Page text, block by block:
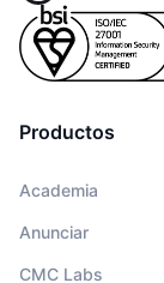
Productos
Academia
Anunciar
CMC Labs